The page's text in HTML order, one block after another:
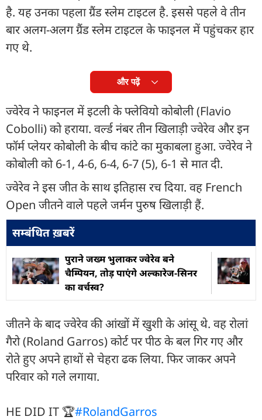
है. यह उनका पहला ग्रैंड स्लेम टाइटल है. इससे पहले वे तीन
बार अलग-अलग ग्रैंड स्लेम टाइटल के फाइनल में पहुंचकर हार
गए थे.
और पढ़ें
ज्वेरेव ने फाइनल में इटली के फ्लेवियो कोबोली (Flavio
Cobolli) को हराया. वर्ल्ड नंबर तीन खिलाड़ी ज्वेरेव और इन
फॉर्म प्लेयर कोबोली के बीच कांटे का मुकाबला हुआ. ज्वेरेव ने
कोबोली को 6-1, 4-6, 6-4, 6-7 (5), 6-1 से मात दी.
ज्वेरेव ने इस जीत के साथ इतिहास रच दिया. वह French
Open जीतने वाले पहले जर्मन पुरुष खिलाड़ी हैं.
सम्बंधित ख़बरें
पुराने जख्म भुलाकर ज्वेरेव बने
चैम्पियन, तोड़ पाएंगे अल्कारेज-सिनर
का वर्चस्व?
जीतने के बाद ज्वेरेव की आंखों में खुशी के आंसू थे. वह रोलां
गैरो (Roland Garros) कोर्ट पर पीठ के बल गिर गए और
रोते हुए अपने हाथों से चेहरा ढक लिया. फिर जाकर अपने
परिवार को गले लगाया.
HE DID IT 🏆#RolandGarros